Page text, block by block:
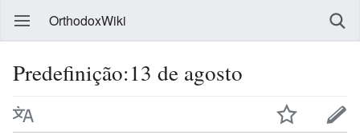
OrthodoxWiki
Predefinição:13 de agosto